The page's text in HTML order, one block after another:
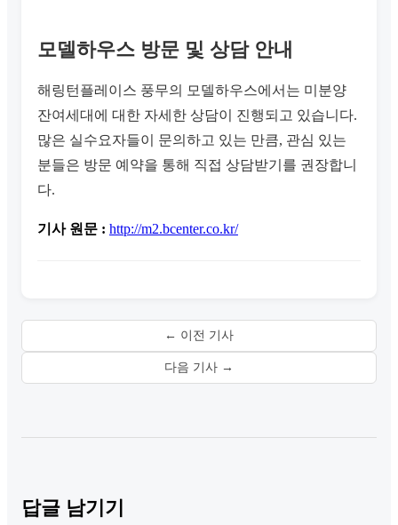
모델하우스 방문 및 상담 안내
해링턴플레이스 풍무의 모델하우스에서는 미분양
잔여세대에 대한 자세한 상담이 진행되고 있습니다.
많은 실수요자들이 문의하고 있는 만큼, 관심 있는
분들은 방문 예약을 통해 직접 상담받기를 권장합니
다.
기사 원문 : http://m2.bcenter.co.kr/
← 이전 기사
다음 기사 →
답글 남기기